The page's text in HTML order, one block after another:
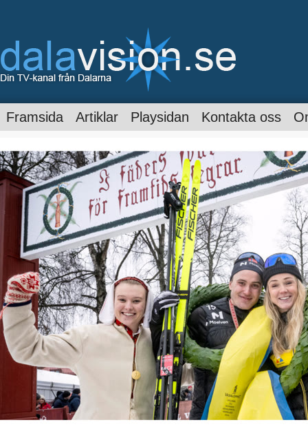
Framsida Artiklar Playsidan Kontakta oss